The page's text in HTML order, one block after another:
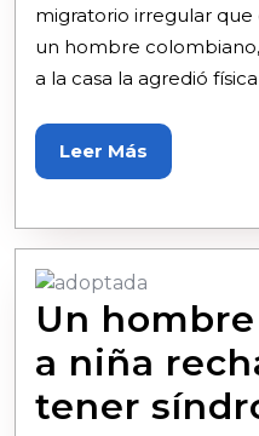
migratorio irregular que
un hombre
a la casa la agredió
Leer Más
Un
a niña
tener